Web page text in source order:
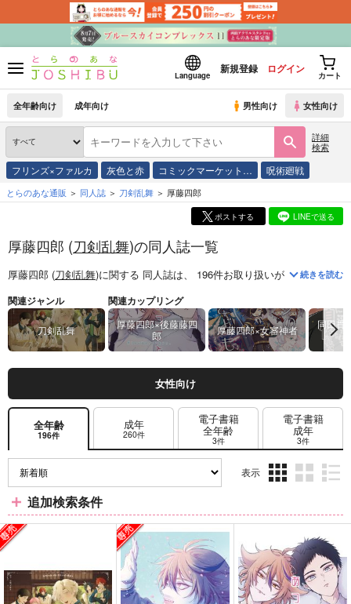
Language
新規登録 ログイン
カート
全年齢向け 成年向け 男性向け 女性向け
詳細
検索
フリンズ×ファルカ 灰色と赤 コミックマーケット… 呪術廻戦
とらのあな通販 同人誌 刀剣乱舞 厚藤四郎
ポストする LINEで送る
厚藤四郎 (刀剣乱舞)の同人誌一覧
厚藤四郎 (刀剣乱舞)に関する 同人誌は、 196件お取り扱いがございます。
続きを読む
関連ジャンル
刀剣乱舞
関連カップリング
厚藤四郎×後藤藤四
郎
厚藤四郎×女審神者 同田貫
女性向け
全年齢
196件
成年
260件
電子書籍
全年齢
3件
電子書籍
成年
3件
表示
ム
表
ム
表
示
ム
表
追加検索条件